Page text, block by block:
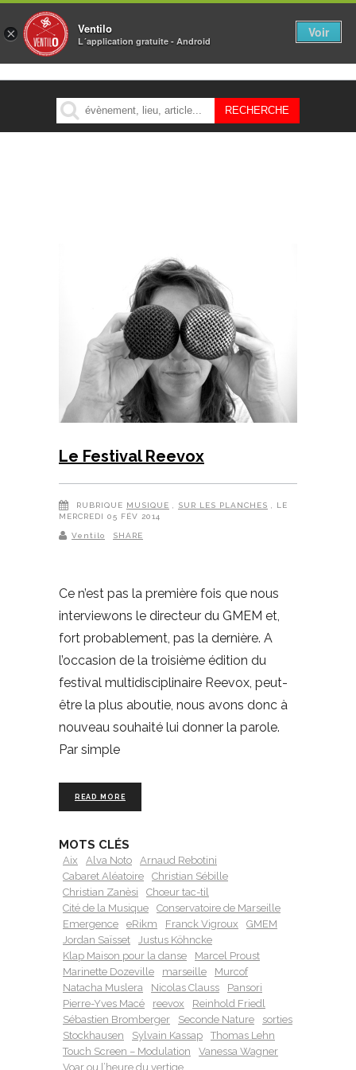
MENU
Le Festival Reevox
RUBRIQUE MUSIQUE SUR LES PLANCHES
, LE
MERCREDI 05 FÉV 2014
Ventilo SHARE
Ce n’est pas la première fois que nous
interviewons le directeur du GMEM et,
fort probablement, pas la dernière. A
l’occasion de la troisième édition du
festival multidisciplinaire Reevox, peut-
être la plus aboutie, nous avons donc à
nouveau souhaité lui donner la parole.
Par simple
READ MORE
MOTS CLÉS
Aix Alva Noto
Arnaud Rebotini
Cabaret Aléatoire
Christian Sébille
Christian Zanèsi
Chœur tac-til
Cité de la Musique
Conservatoire de Marseille
Emergence
eRikm Franck Vigroux
GMEM
Jordan Saïsset
Justus Köhncke
Klap Maison pour la danse
Marcel Proust
Marinette Dozeville
marseille
Murcof
Natacha Muslera
Nicolas Clauss
Pansori
Pierre-Yves Macé
reevox
Reinhold Friedl
Sébastien Bromberger
Seconde Nature
sorties
Stockhausen
Sylvain Kassap
Thomas Lehn
Touch Screen – Modulation
Vanessa Wagner
Voar ou l’heure du vertige
× Ventilo
L´application gratuite - Android
Voir